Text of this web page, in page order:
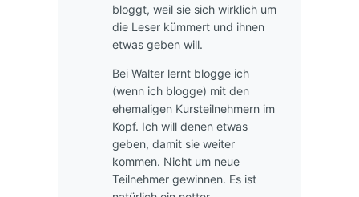
bloggt, weil sie sich wirklich um
die Leser kümmert und ihnen
etwas geben will.
Bei Walter lernt blogge ich
(wenn ich blogge) mit den
ehemaligen Kursteilnehmern im
Kopf. Ich will denen etwas
geben, damit sie weiter
kommen. Nicht um neue
Teilnehmer gewinnen. Es ist